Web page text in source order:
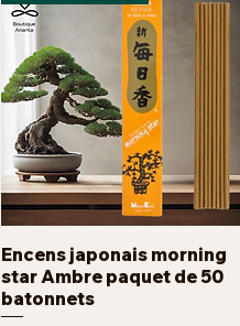
Aperçu rapide
Encens japonais morning
star Ambre paquet de 50
batonnets